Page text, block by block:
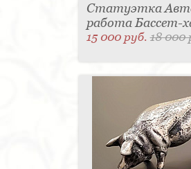
Статуэтка
работа Бассет-
15 000 руб.18 000